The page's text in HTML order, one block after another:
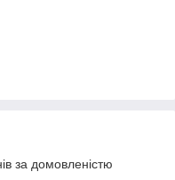
за домовленістю